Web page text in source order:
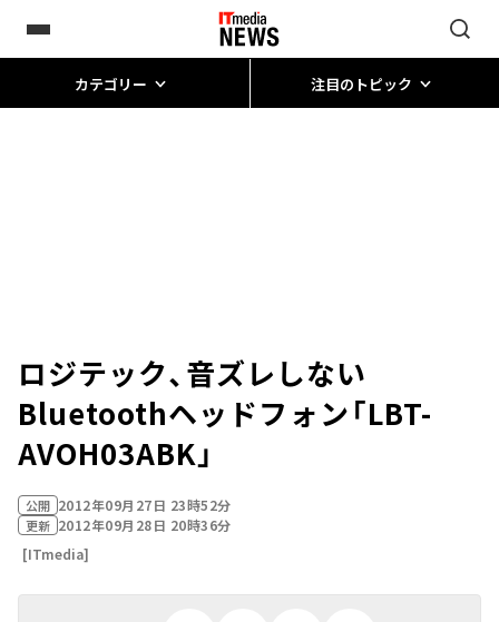
カテゴリー 注目のトピック
ロジテック、音ズレしない
Bluetoothヘッドフォン「LBT-
AVOH03ABK」
公開 2012年09月27日 23時52分
更新 2012年09月28日 20時36分
[ITmedia]